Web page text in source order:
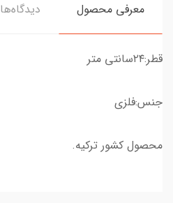
معرفی محصول دیدگاه‌ها
قطر:۲۴سانتی متر
جنس:فلزی
محصول کشور ترکیه.